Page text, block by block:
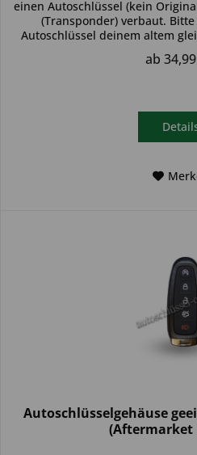
einen Autoschlüssel (kein
(Transponder) verbaut.
Autoschlüssel deinem altem
ab
Autoschlüsselgehäuse
(Aftermarket